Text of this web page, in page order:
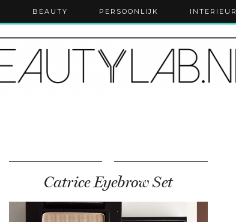
BEAUTY PERSOONLIJK INTERIEUR
Catrice Eyebrow Set